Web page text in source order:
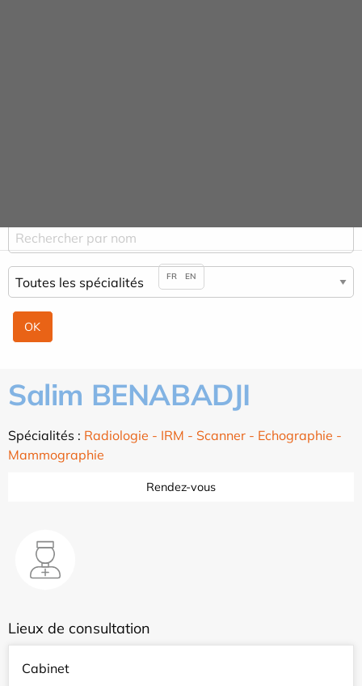
Salim BENABADJI
Spécialités : Radiologie - IRM - Scanner - Echographie -
Mammographie
Rendez-vous
Lieux de consultation
Cabinet
FR EN